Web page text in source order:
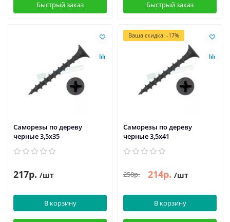
Быстрый заказ Быстрый заказ
Саморезы по дереву
черные 3,5х35
217р. /шт
В корзину
Ваша скидка: -17%
Саморезы по дереву
черные 3,5х41
258р. 214р. /шт
В корзину